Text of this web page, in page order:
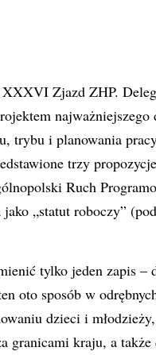
Zjazd ZHP.
trybu i planowania
trzy
Ruch
jako „statut roboczy”
tylko jeden zapis –
oto sposób w
dzieci i
granicami kraju, a